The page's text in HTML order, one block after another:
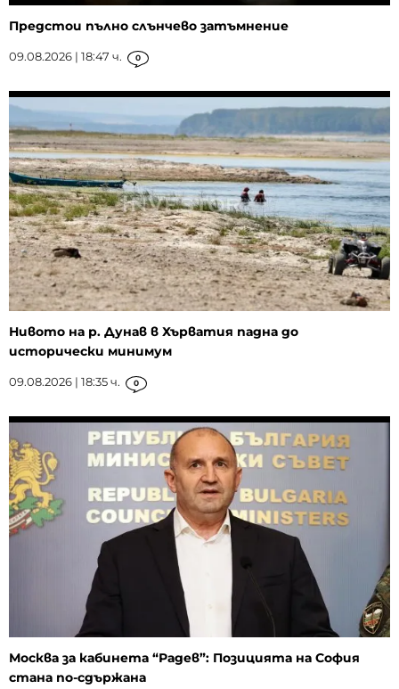
Предстои пълно слънчево затъмнение
09.08.2026 | 18:47 ч. 0
Нивото на р. Дунав в Хърватия падна до
исторически минимум
09.08.2026 | 18:35 ч. 0
Москва за кабинета “Радев”: Позицията на София
стана по-сдържана